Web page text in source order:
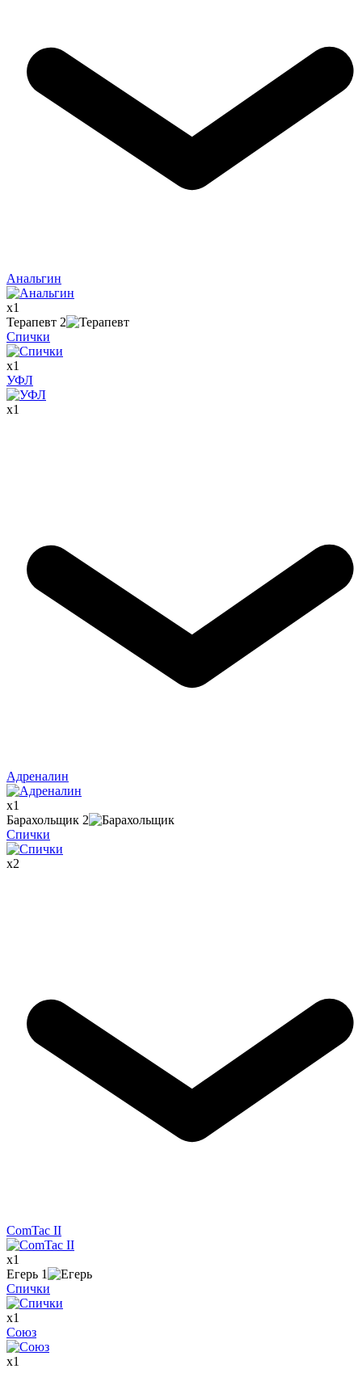
Анальгин
x1
Терапевт 2
Спички
x1
УФЛ
x1
Адреналин
x1
Барахольщик 2
Спички
x2
ComTac II
x1
Егерь 1
Спички
x1
Союз
x1